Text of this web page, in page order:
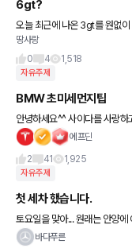
6gt?
오늘 최근에 나온 3gt를 원없
드러워 참 좋다고 생각했습니
송을 많이 하시는거 같은데 이
땅사랑
0
4 1,518
자유주제
BMW 초미세먼지팁
안녕하세요^^ 사이다를 사랑하고 좋아하는 에프딘입니다. 오늘은 B
MW 오너라면 다 갖고 있고 하
에프딘
2
41 1,925
자유주제
첫 세차 했습니다.
토요일을 맞아... 원래는 안양에 아는분과 하려했는데 오늘 특근이라
고 하셔서..... 원래 가던곳에 가서 했네요 ㅎㅎ 1000키로 돌파 기
바다푸른